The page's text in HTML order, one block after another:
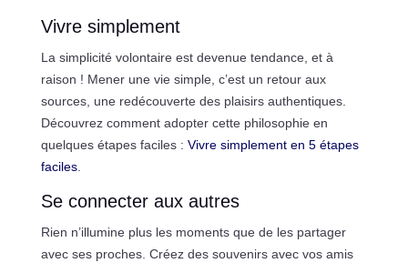
Vivre simplement
La simplicité volontaire est devenue tendance, et à
raison ! Mener une vie simple, c’est un retour aux
sources, une redécouverte des plaisirs authentiques.
Découvrez comment adopter cette philosophie en
quelques étapes faciles : Vivre simplement en 5 étapes
faciles.
Se connecter aux autres
Rien n’illumine plus les moments que de les partager
avec ses proches. Créez des souvenirs avec vos amis